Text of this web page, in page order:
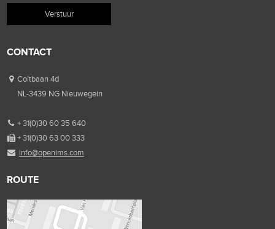
CONTACT
Coltbaan 4d
NL-3439 NG Nieuwegein
+ 31(0)30 60 35 640
+ 31(0)30 63 00 333
info@openims.com
ROUTE